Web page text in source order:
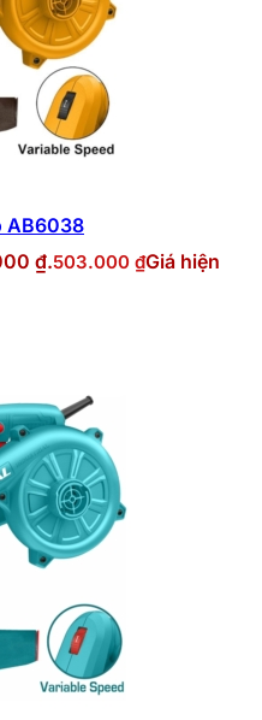
AB6038
₫.503.000 ₫Giá hiện